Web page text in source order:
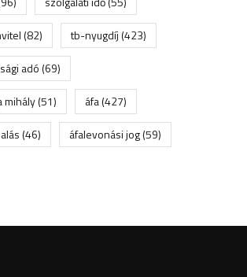
(82) tb-nyugdíj(423)
adó(69)
mihály(51) áfa(427)
(46) áfalevonási jog(59)